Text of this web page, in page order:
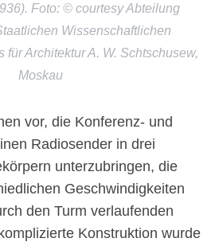
Foto: © courtesy Abteilung
Wissenschaftlichen
für Architektur A. W. Schtschusew,
Moskau
vor, die Konferenz- und
Radiosender in drei
unterzubringen, die
Geschwindigkeiten
den Turm verlaufenden
Konstruktion wurde